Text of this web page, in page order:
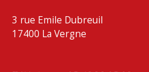
3 rue Emile Dubreuil
17400 La Vergne